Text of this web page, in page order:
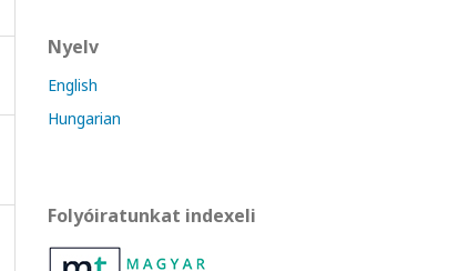
Nyelv
English
Hungarian
Folyóiratunkat indexeli